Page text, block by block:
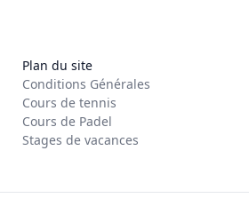
Plan du site
Conditions Générales
Cours de tennis
Cours de Padel
Stages de vacances